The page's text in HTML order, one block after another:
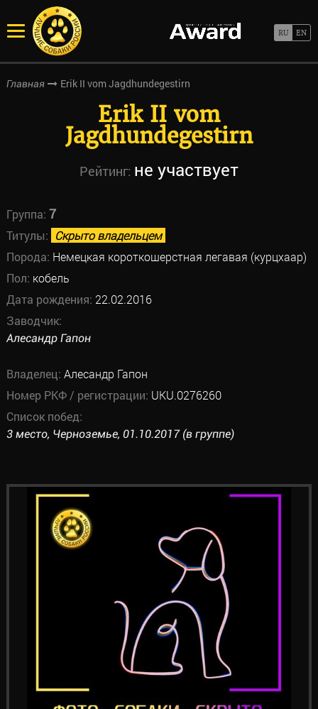
Главная Erik II vom Jagdhundegestirn
Erik II vom
Jagdhundegestirn
Рейтинг: не участвует
Группа: 7
Титулы: Скрыто владельцем
Порода: Немецкая короткошерстная легавая (курцхаар)
Пол: кобель
Дата рождения: 22.02.2016
Заводчик:
Алесандр Гапон
Владелец: Алесандр Гапон
Номер РКФ / регистрации: UKU.0276260
Список побед:
3 место, Черноземье, 01.10.2017 (в группе)